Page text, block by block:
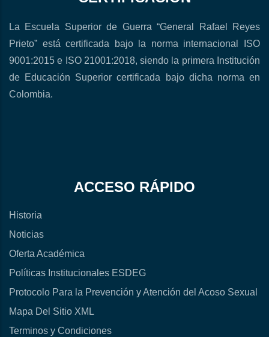
La Escuela Superior de Guerra “General Rafael Reyes
Prieto” está certificada bajo la norma internacional ISO
9001:2015 e ISO 21001:2018, siendo la primera Institución
de Educación Superior certificada bajo dicha norma en
Colombia.
ACCESO RÁPIDO
Historia
Noticias
Oferta Académica
Políticas Institucionales ESDEG
Protocolo Para la Prevención y Atención del Acoso Sexual
Mapa Del Sitio XML
Terminos y Condiciones